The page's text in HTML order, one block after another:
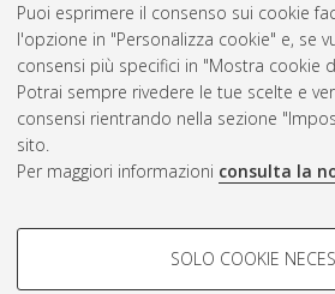
Puoi esprimere il consenso sui cookie
l'opzione in "Personalizza cookie" e, se
consensi più specifici in "Mostra cookie
Potrai sempre rivedere le tue scelte e
consensi rientrando nella sezione
sito.
Per maggiori informazioni consulta la
COOKIE DI PROFILAZIONE -
SOLO COOKIE
Atom
Rss
2.0
AMS Acta
ISSN: 2038-7954
re3data.org -
doi.org/10.17616/R3P19R
Servizio implementato e
Impostazioni Cookie